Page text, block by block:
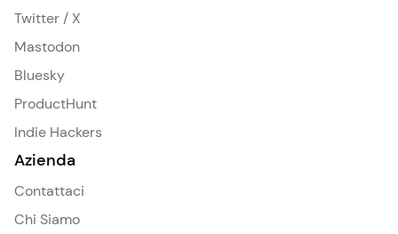
Twitter / X
Mastodon
Bluesky
ProductHunt
Indie Hackers
Azienda
Contattaci
Chi Siamo